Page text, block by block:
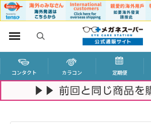
コンタクト カラコン 定期便